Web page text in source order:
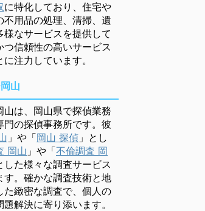
に特化しており、住宅や
不用品の処理、清掃、遺
様なサービスを提供して
つ信頼性の高いサービス
注力しています。
山
山は、岡山県で探偵業務
門の探偵事務所です。彼
」や「岡山 探偵 」とし
岡山 」や「不倫調査 岡
した様々な調査サービス
す。確かな調査技術と地
た緻密な調査で、個人の
解決に寄り添います。